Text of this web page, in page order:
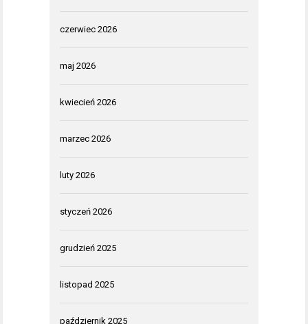
czerwiec 2026
maj 2026
kwiecień 2026
marzec 2026
luty 2026
styczeń 2026
grudzień 2025
listopad 2025
październik 2025